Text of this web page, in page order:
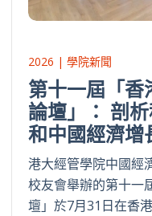
2026 | 學院新聞
第十一屆「香
論壇」： 剖
和中國經濟增
港大經管學院中國經
校友會舉辦的第十一
壇」於7月31日在香